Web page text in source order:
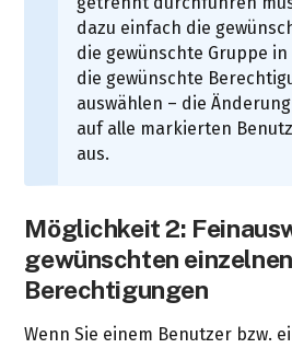
dazu einfach die
die gewünschte Gruppe
die gewünschte
auswählen – die
auf alle markierten
aus.
Möglichkeit 2:
gewünschten einzelnen
Berechtigungen
Wenn Sie einem Benutzer bzw.